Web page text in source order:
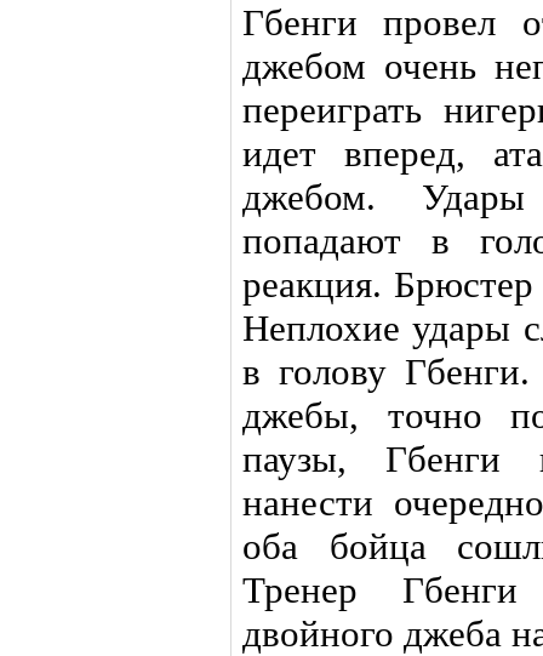
Гбенги провел
джебом очень
переиграть
идет вперед,
джебом.
попадают в
реакция.
Неплохие удары
в голову
джебы, точно
паузы, Гбенги
нанести
оба бойца
Тренер
двойного джеба